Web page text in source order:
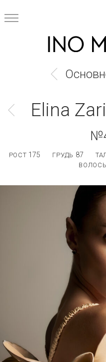
Elina
РОСТ 175 ГРУДЬ 87